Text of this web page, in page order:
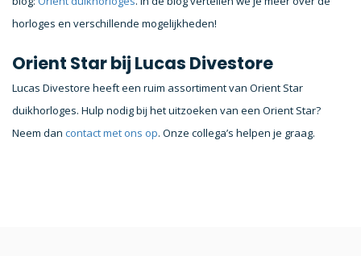
horloges en verschillende mogelijkheden!
Orient Star bij Lucas Divestore
Lucas Divestore heeft een ruim assortiment van Orient Star
duikhorloges. Hulp nodig bij het uitzoeken van een Orient Star?
Neem dan contact met ons op. Onze collega’s helpen je graag.